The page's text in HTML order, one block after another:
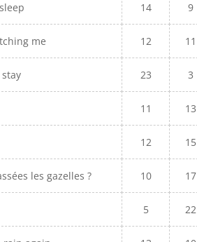
14 9
me 12 11
23 3
11 13
12 15
les gazelles ? 10 17
5 22